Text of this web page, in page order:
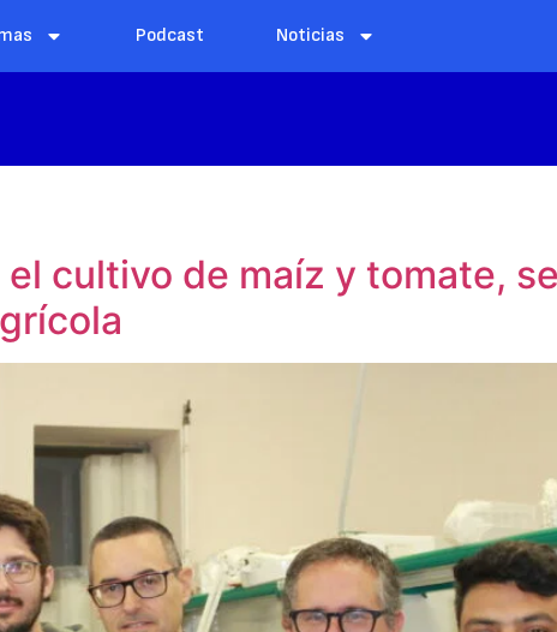
Podcast Noticias
cultivo de maíz y tomate,